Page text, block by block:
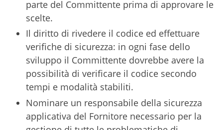
parte del Committente prima di approvare le
scelte.
Il diritto di rivedere il codice ed effettuare
verifiche di sicurezza: in ogni fase dello
sviluppo il Committente dovrebbe avere la
possibilità di verificare il codice secondo
tempi e modalità stabiliti.
Nominare un responsabile della sicurezza
applicativa del Fornitore necessario per la